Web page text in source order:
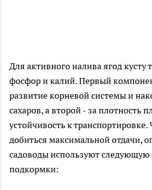
Для активного налива ягод кусту
фосфор и калий. Первый
развитие корневой системы и
сахаров, а второй - за плотность
устойчивость к транспортировке.
добиться максимальной отдачи,
садоводы используют следующую
подкормки: